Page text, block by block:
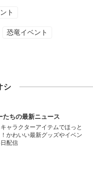
ト
恐竜イベント
シ
たちの最新ニュース
ャラクターアイテムでほっと
かわいい最新グッズやイベン
配信